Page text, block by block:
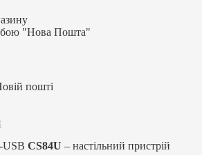
"Нова Пошта"
пошті
USB CS84U – настільний пристрій